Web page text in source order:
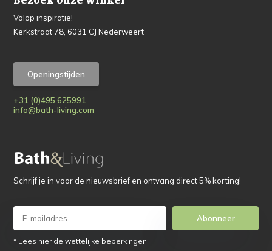
Volop inspiratie!
Kerkstraat 78, 6031 CJ Nederweert
Openingstijden
+31 (0)495 625991
info@bath-living.com
Schrijf je in voor de nieuwsbrief en ontvang direct 5% korting!
Abonneer
* Lees hier de wettelijke beperkingen